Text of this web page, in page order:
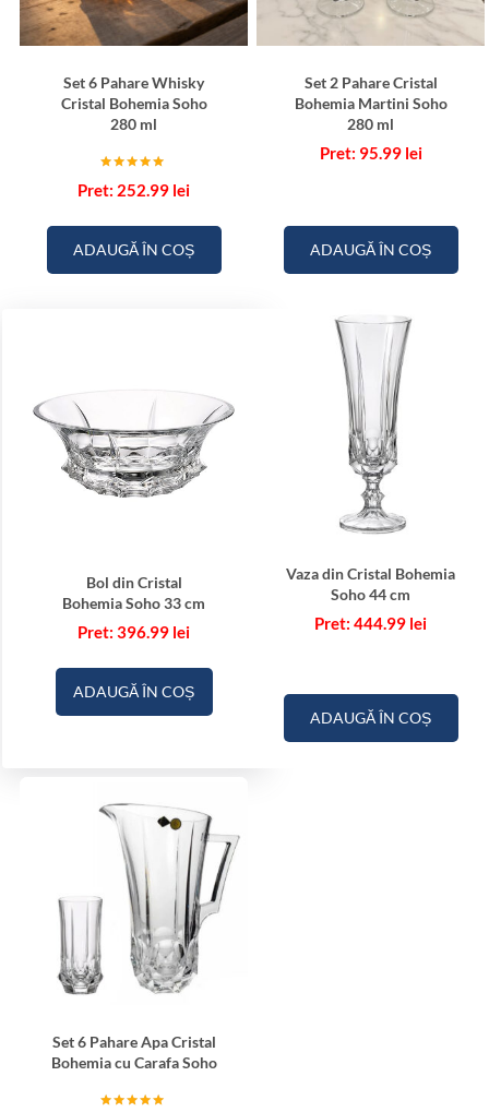
Set 6 Pahare Whisky
Cristal Bohemia Soho
280 ml
5.00
252.99 lei
ADAUGĂ ÎN COȘ
Set 2 Pahare Cristal
Bohemia Martini Soho
280 ml
95.99 lei
ADAUGĂ ÎN COȘ
Bol din Cristal
Bohemia Soho 33 cm
396.99 lei
ADAUGĂ ÎN COȘ
Vaza din Cristal Bohemia
Soho 44 cm
444.99 lei
ADAUGĂ ÎN COȘ
Set 6 Pahare Apa Cristal
Bohemia cu Carafa Soho